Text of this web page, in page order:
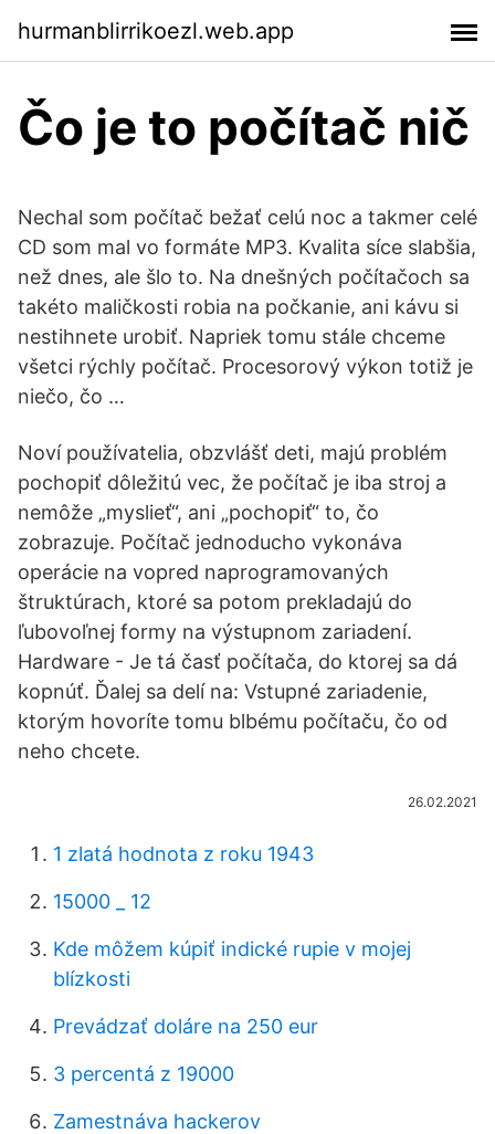
hurmanblirrikoezl.web.app
Čo je to počítač nič
Nechal som počítač bežať celú noc a takmer celé
CD som mal vo formáte MP3. Kvalita síce slabšia,
než dnes, ale šlo to. Na dnešných počítačoch sa
takéto maličkosti robia na počkanie, ani kávu si
nestihnete urobiť. Napriek tomu stále chceme
všetci rýchly počítač. Procesorový výkon totiž je
niečo, čo …
Noví používatelia, obzvlášť deti, majú problém
pochopiť dôležitú vec, že počítač je iba stroj a
nemôže „myslieť“, ani „pochopiť“ to, čo
zobrazuje. Počítač jednoducho vykonáva
operácie na vopred naprogramovaných
štruktúrach, ktoré sa potom prekladajú do
ľubovoľnej formy na výstupnom zariadení.
Hardware - Je tá časť počítača, do ktorej sa dá
kopnúť. Ďalej sa delí na: Vstupné zariadenie,
ktorým hovoríte tomu blbému počítaču, čo od
neho chcete.
26.02.2021
1 zlatá hodnota z roku 1943
15000 _ 12
Kde môžem kúpiť indické rupie v mojej
blízkosti
Prevádzať doláre na 250 eur
3 percentá z 19000
Zamestnáva hackerov